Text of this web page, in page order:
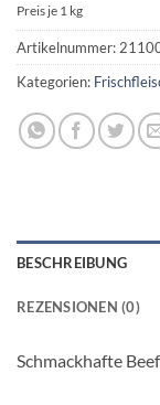
Preis je 1 kg
Artikelnummer:
Kategorien:
BESCHREIBUNG
REZENSIONEN (0)
Schmackhafte